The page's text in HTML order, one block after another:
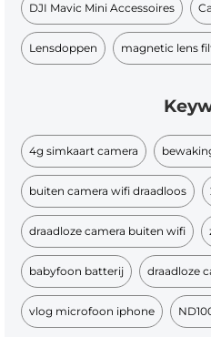
DJI Mavic Mini Accessoires
Lensdoppen magnetic lens
4g simkaart camera
buiten camera wifi draadloos
draadloze camera buiten wifi
babyfoon batterij draadloze
vlog microfoon iphone